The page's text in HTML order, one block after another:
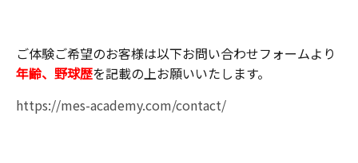
ご体験ご希望のお客様は以下お問い合わせフォームより
年齢、野球歴を記載の上お願いいたします。
https://mes-academy.com/contact/